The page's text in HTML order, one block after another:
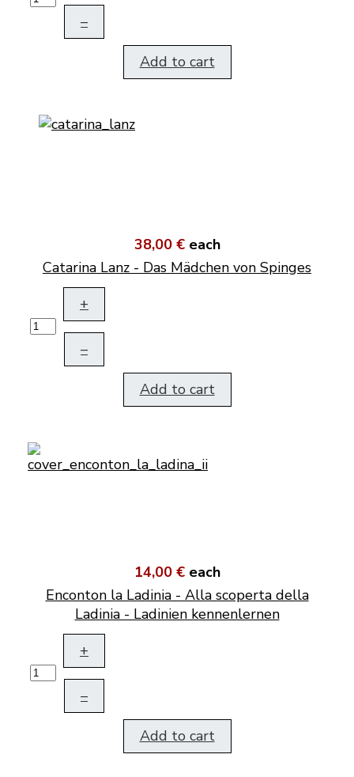
–
Add to cart
38,00 € each
Catarina Lanz - Das Mädchen von Spinges
+
–
Add to cart
14,00 € each
Enconton la Ladinia - Alla scoperta della
Ladinia - Ladinien kennenlernen
+
–
Add to cart